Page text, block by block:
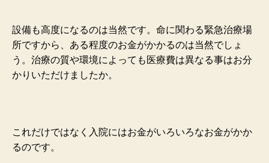
設備も高度になるのは当然です。命に関わる緊急治療場
所ですから、ある程度のお金がかかるのは当然でしょ
う。治療の質や環境によっても医療費は異なる事はお分
かりいただけましたか。
これだけではなく入院にはお金がいろいろなお金がかか
るのです。